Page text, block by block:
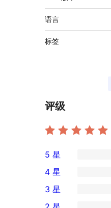
语言
标签
评级
1
条
5
5 星
条
4 星
0
3 星